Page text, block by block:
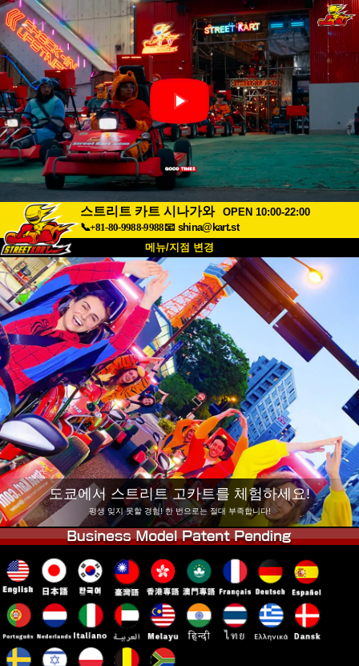
스트리트 카트 시나가와
OPEN 10:00-22:00
📞+81-80-9988-9988📧 shina@kart.st
메뉴/지점 변경
최상단
소개 사양 가격
접근성 고객 리뷰 자주 묻는 질문
회사 정보 예약
지점 변경
도쿄 시나가와 #1 도쿄 아키하바라#1
도쿄 아키하바라#2 도쿄 시부야
도쿄 시부야 애넥스 도쿄 베이
도쿄 아사쿠사 오사카
오키나와
도쿄에서 스트리트 고카트를 체험하세요!
평생 잊지 못할 경험! 한 번으로는 절대 부족합니다!